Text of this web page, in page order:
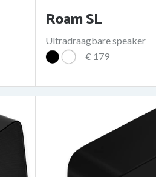
Roam SL
Ultradraagbare speaker
€ 179